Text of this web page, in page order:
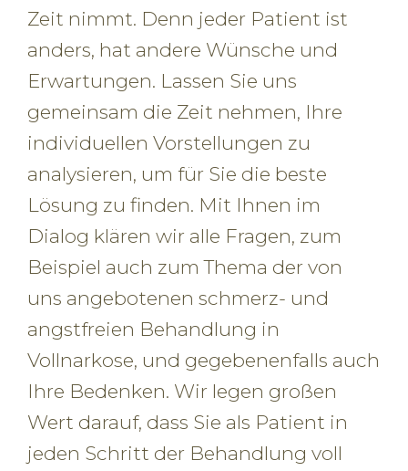
Zeit nimmt. Denn jeder Patient ist
anders, hat andere Wünsche und
Erwartungen. Lassen Sie uns
gemeinsam die Zeit nehmen, Ihre
individuellen Vorstellungen zu
analysieren, um für Sie die beste
Lösung zu finden. Mit Ihnen im
Dialog klären wir alle Fragen, zum
Beispiel auch zum Thema der von
uns angebotenen schmerz- und
angstfreien Behandlung in
Vollnarkose, und gegebenenfalls auch
Ihre Bedenken. Wir legen großen
Wert darauf, dass Sie als Patient in
jeden Schritt der Behandlung voll